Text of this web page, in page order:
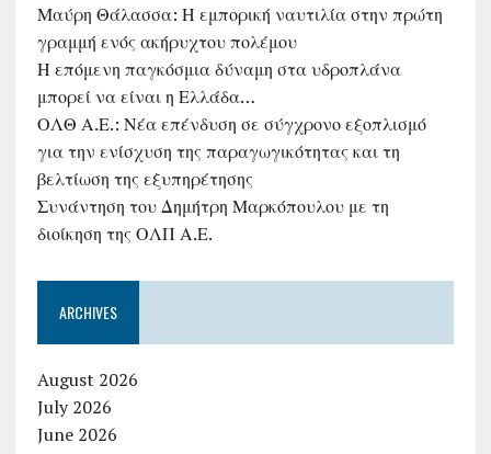
Μαύρη Θάλασσα: Η εμπορική ναυτιλία στην πρώτη
γραμμή ενός ακήρυχτου πολέμου
Η επόμενη παγκόσμια δύναμη στα υδροπλάνα
μπορεί να είναι η Ελλάδα…
ΟΛΘ Α.Ε.: Νέα επένδυση σε σύγχρονο εξοπλισμό
για την ενίσχυση της παραγωγικότητας και τη
βελτίωση της εξυπηρέτησης
Συνάντηση του Δημήτρη Μαρκόπουλου με τη
διοίκηση της ΟΛΠ Α.Ε.
ARCHIVES
August 2026
July 2026
June 2026